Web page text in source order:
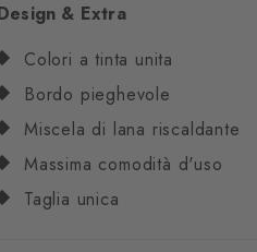
& Extra
Colori a tinta unita
Bordo pieghevole
Miscela di lana riscaldante
Massima comodità d'uso
Taglia unica